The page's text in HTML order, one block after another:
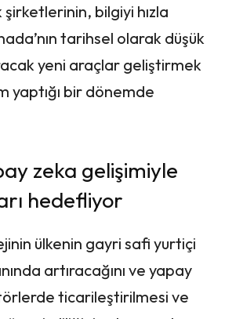
şirketlerinin, bilgiyi hızla
tarihsel olarak düşük
yeni araçlar geliştirmek
yaptığı bir dönemde
zeka gelişimiyle
hedefliyor
ülkenin gayri safi yurtiçi
artıracağını ve yapay
ticarileştirilmesi ve